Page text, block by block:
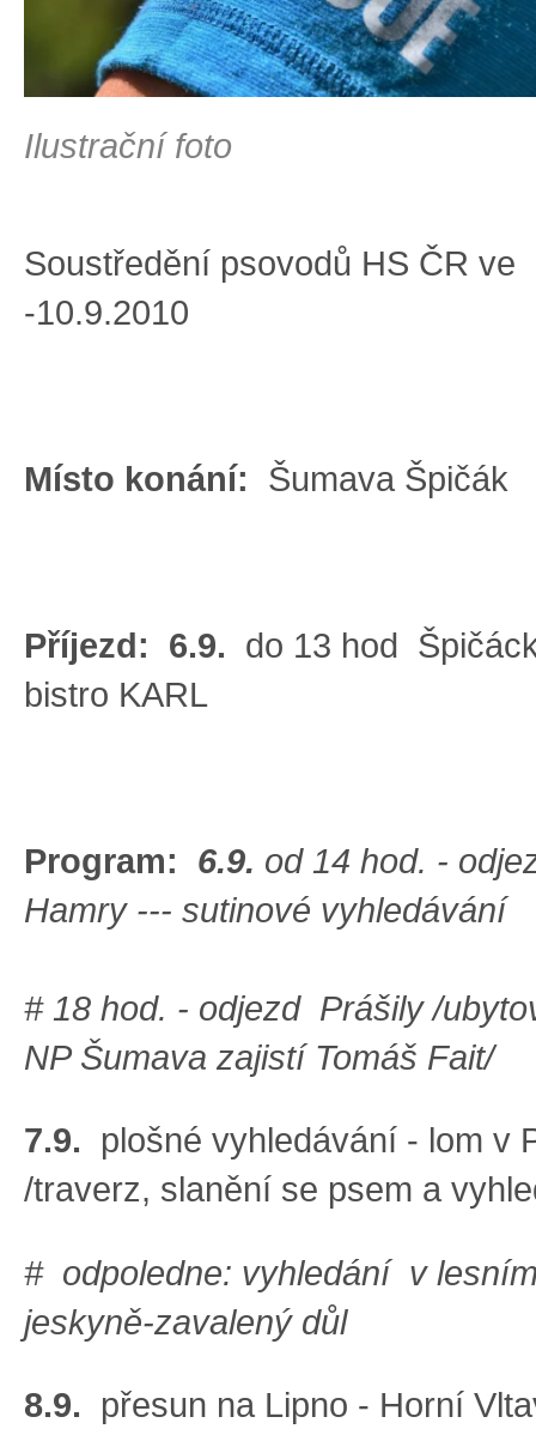
Ilustrační foto
Soustředění psovodů HS ČR
-10.9.2010
Místo konání: Šumava Špičák
Příjezd: 6.9. do 13 hod
bistro KARL
Program: 6.9. od 14 hod. -
Hamry --- sutinové vyhledávání
# 18 hod. - odjezd Prášily /
NP Šumava zajistí Tomáš Fait/
7.9. plošné vyhledávání - lom v
/traverz, slanění se psem a
# odpoledne: vyhledání v
jeskyně-zavalený důl
8.9. přesun na Lipno - Horní